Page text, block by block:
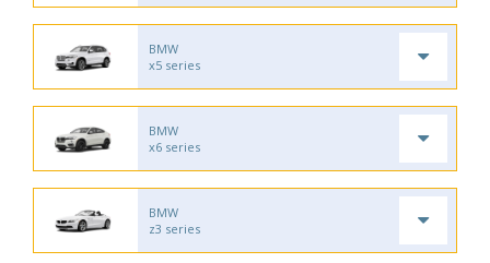
BMW
x5 series
BMW
x6 series
BMW
z3 series